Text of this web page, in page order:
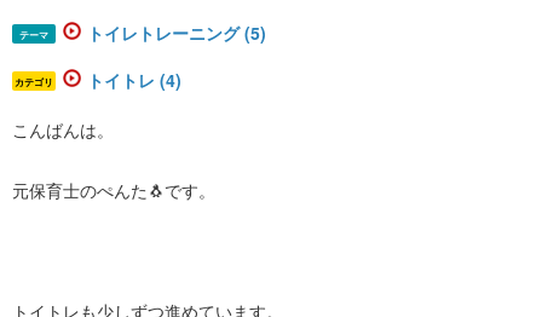
テーマ トイレトレーニング (5)
カテゴリ トイトレ (4)
こんばんは。
元保育士のぺんた🐧です。
トイトレも少しずつ進めています。